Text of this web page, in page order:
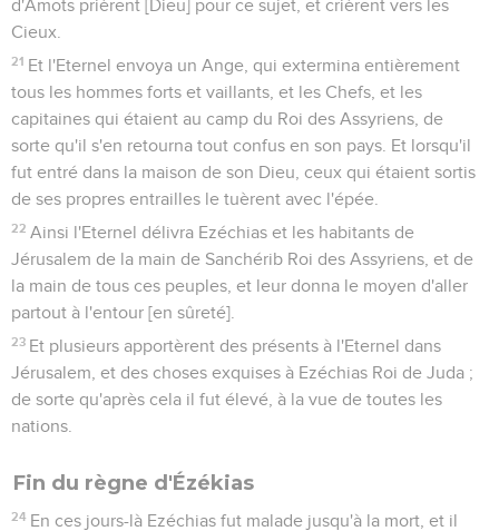
d'Amots prièrent [Dieu] pour ce sujet, et crièrent vers les
Cieux.
21 Et l'Eternel envoya un Ange, qui extermina entièrement
tous les hommes forts et vaillants, et les Chefs, et les
capitaines qui étaient au camp du Roi des Assyriens, de
sorte qu'il s'en retourna tout confus en son pays. Et lorsqu'il
fut entré dans la maison de son Dieu, ceux qui étaient sortis
de ses propres entrailles le tuèrent avec l'épée.
22 Ainsi l'Eternel délivra Ezéchias et les habitants de
Jérusalem de la main de Sanchérib Roi des Assyriens, et de
la main de tous ces peuples, et leur donna le moyen d'aller
partout à l'entour [en sûreté].
23 Et plusieurs apportèrent des présents à l'Eternel dans
Jérusalem, et des choses exquises à Ezéchias Roi de Juda ;
de sorte qu'après cela il fut élevé, à la vue de toutes les
nations.
Fin du règne d'Ézékias
24 En ces jours-là Ezéchias fut malade jusqu'à la mort, et il